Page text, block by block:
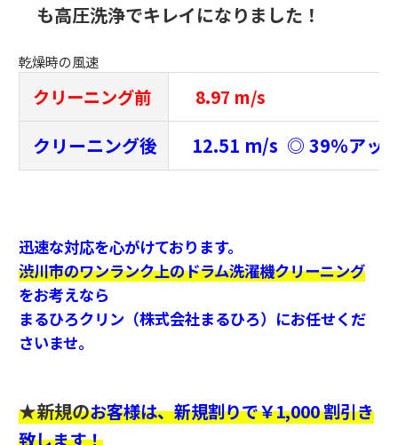
も高圧洗浄でキレイになりました！
乾燥時の風速
クリーニング前 8.97 m/s
クリーニング後 12.51 m/s ◎ 39％アッ
迅速な対応を心がけております。
渋川市のワンランク上のドラム洗濯機クリーニング
をお考えなら
まるひろクリン（株式会社まるひろ）にお任せくだ
さいませ。
★新規のお客様は、新規割りで￥1,000 割引き
致します！